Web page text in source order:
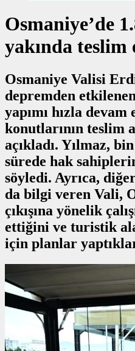
Osmaniye’de
yakında teslim
Osmaniye Valisi
depremden
yapımı hızla devam
konutlarının teslim
açıkladı. Yılmaz,
sürede hak
söyledi. Ayrıca,
da bilgi veren Vali,
çıkışına yönelik
ettiğini ve turistik
için planlar